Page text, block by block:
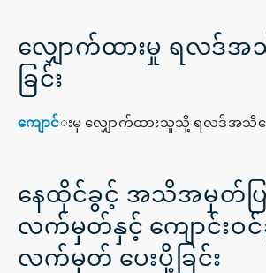
လျှောက်ထားမှု ရလဒ်အ
ခြင်း
ကျောင်းမှ လျှောက်ထားသူသို့ ရလဒ်အသိပေ
နေထိုင်ခွင့် အသိအမှတ်ပ
လက်မှတ်နှင့် ကျောင်းဝ
လက်မှတ် ပေးပို့ခြင်း